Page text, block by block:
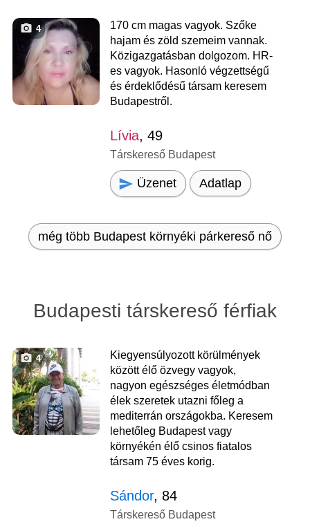
4
170 cm magas vagyok. Szőke
hajam és zöld szemeim vannak.
Közigazgatásban dolgozom. HR-
es vagyok. Hasonló végzettségű
és érdeklődésű társam keresem
Budapestről.
Lívia, 49
Társkereső Budapest
Üzenet Adatlap
még több Budapest környéki párkereső nő
Budapesti társkereső férfiak
4
Kiegyensúlyozott körülmények
között élő özvegy vagyok,
nagyon egészséges életmódban
élek szeretek utazni főleg a
mediterrán országokba. Keresem
lehetőleg Budapest vagy
környékén élő csinos fiatalos
társam 75 éves korig.
Sándor, 84
Társkereső Budapest